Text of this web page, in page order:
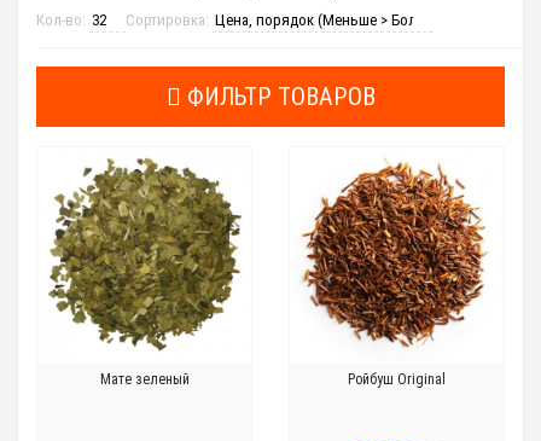
Кол-во: Сортировка:
ФИЛЬТР ТОВАРОВ
Мате зеленый Ройбуш Original